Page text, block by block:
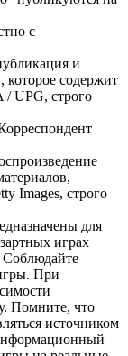
с
и
которое содержит
UPG, строго
Images, строго
для
играх
Соблюдайте
При
Помните, что
источником